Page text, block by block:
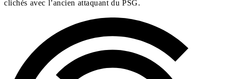
clichés avec l’ancien attaquant du PSG.